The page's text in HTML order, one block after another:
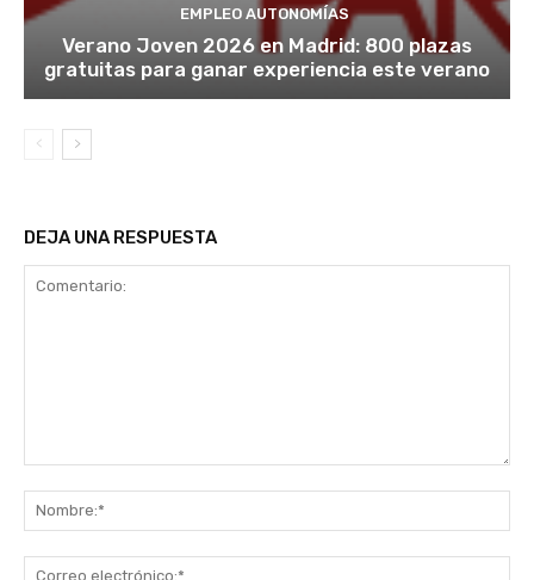
EMPLEO AUTONOMÍAS
Verano Joven 2026 en Madrid: 800 plazas
gratuitas para ganar experiencia este verano
DEJA UNA RESPUESTA